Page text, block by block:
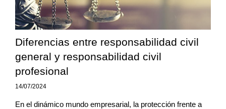
Diferencias entre responsabilidad civil
general y responsabilidad civil
profesional
14/07/2024
En el dinámico mundo empresarial, la protección frente a